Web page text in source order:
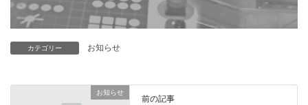
カテゴリー お知らせ
お知らせ
前の記事